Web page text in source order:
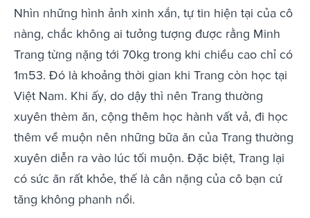
Nhìn những hình ảnh xinh xắn, tự tin hiện tại của cô
nàng, chắc không ai tưởng tượng được rằng Minh
Trang từng nặng tới 70kg trong khi chiều cao chỉ có
1m53. Đó là khoảng thời gian khi Trang còn học tại
Việt Nam. Khi ấy, do dậy thì nên Trang thường
xuyên thèm ăn, cộng thêm học hành vất vả, đi học
thêm về muộn nên những bữa ăn của Trang thường
xuyên diễn ra vào lúc tối muộn. Đặc biệt, Trang lại
có sức ăn rất khỏe, thế là cân nặng của cô bạn cứ
tăng không phanh nổi.